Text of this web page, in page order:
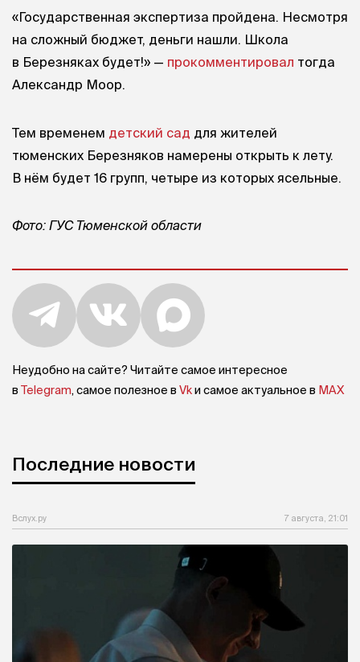
«Государственная экспертиза пройдена. Несмотря
на сложный бюджет, деньги нашли. Школа
в Березняках будет!» — прокомментировал тогда
Александр Моор.
Тем временем детский сад для жителей
тюменских Березняков намерены открыть к лету.
В нём будет 16 групп, четыре из которых ясельные.
Фото: ГУС Тюменской области
Неудобно на сайте? Читайте самое интересное
в Telegram, самое полезное в Vkи самое актуальное в MAX
Последние новости
Вслух.ру 7 августа, 21:01